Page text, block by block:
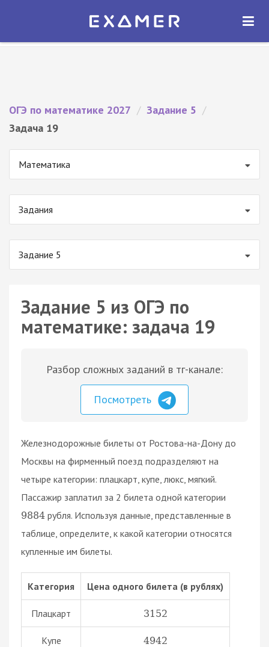
Экзамер — ЕГЭ 2027
ОТКРЫТЬ
ОГЭ по математике 2027 / Задание 5 /
Задача 19
Математика
Задания
Задание 5
Задание 5 из ОГЭ по
математике: задача 19
Разбор сложных заданий в тг-канале:
Посмотреть
Железнодорожные билеты от Ростова-на-Дону до
Москвы на фирменный поезд подразделяют на
четыре категории: плацкарт, купе, люкс, мягкий.
Пассажир заплатил за 2 билета одной категории
9884 рубля. Используя данные, представленные в
таблице, определите, к какой категории относятся
купленные им билеты.
Категория Цена одного билета (в рублях)
Плацкарт 3152
Купе 4942